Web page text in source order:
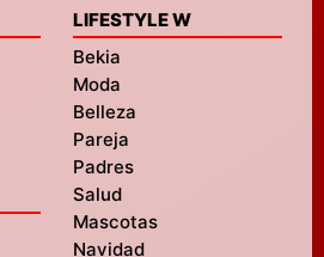
LIFESTYLE W
Bekia
Moda
Belleza
Pareja
Padres
Salud
Mascotas
Navidad